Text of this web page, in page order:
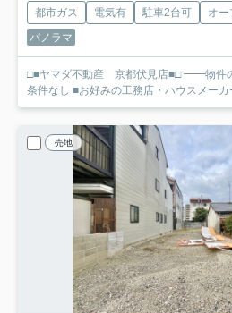
都市ガス 電気有 駐車2台可 オー
パノラマ
□■ヤマダ不動産 京都伏見店■□ ━━物件のオススメPOINT━━ ■建築
条件なし ■お好みの工務店・ハウスメーカ
売地